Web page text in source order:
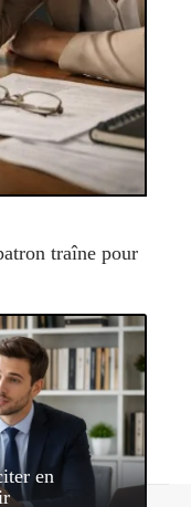
traîne pour
en